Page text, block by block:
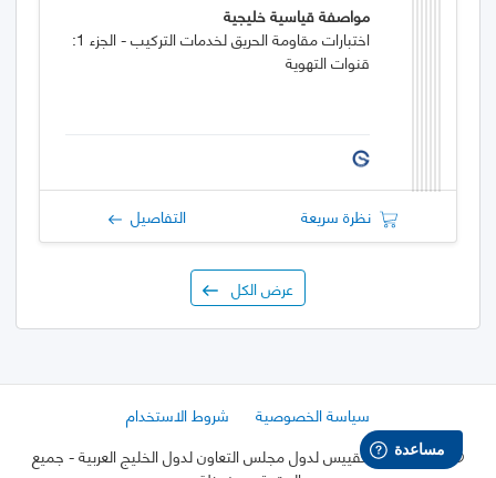
مواصفة قياسية خليجية
اختبارات مقاومة الحريق لخدمات التركيب - الجزء 1:
قنوات التهوية
نظرة سريعة التفاصيل
عرض الكل
سياسة الخصوصية
شروط الاستخدام
© 2026 هيئة التقييس لدول مجلس التعاون لدول الخليج العربية
- جميع